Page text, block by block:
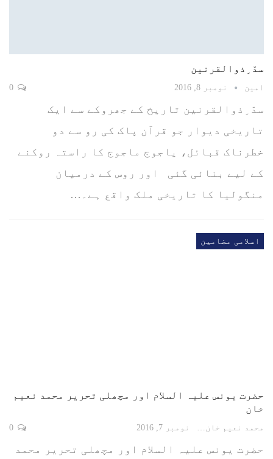
سدّ ِذوالقرنین
امین نومبر 8, 2016
سدّ ِذوالقرنین تاریخ کے جھروکے سے ایک
تاریخی دیوار جو قرآن پاک کی رو سے دو
خطرناک قبائل، یاجوج ماجوج کا راستہ روکنے
کے لیے بنائی گئی اور روس کے درمیان
منگولیا کا تاریخی ملک واقع ہے۔…
اسلامی مضامین
حضرت یونس علیہ السلام اور مچھلی تحریر محمد نعیم
خان
نومبر 7, 2016
حضرت یونس علیہ السلام اور مچھلی تحریر محمد